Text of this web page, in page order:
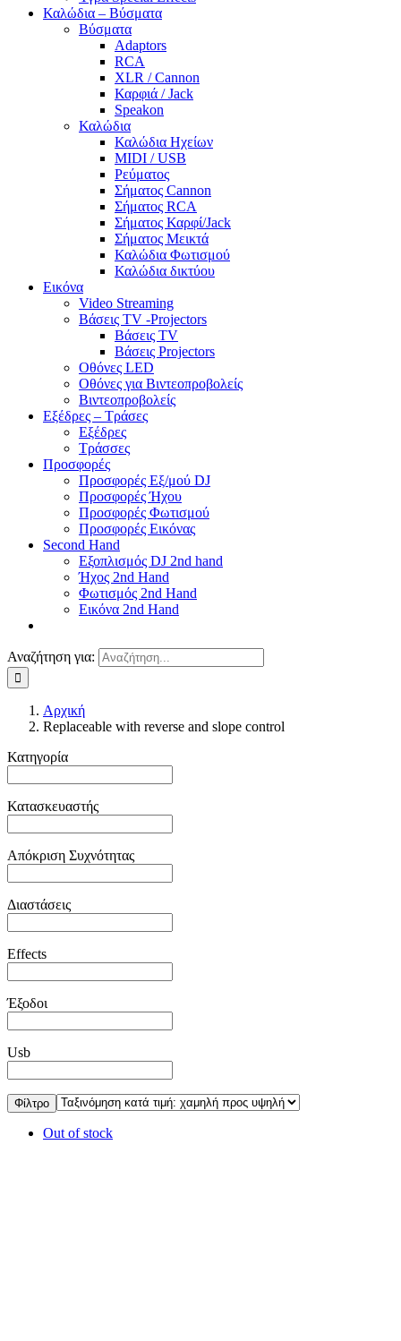
Καλώδια – Βύσματα
Βύσματα
Adaptors
RCA
XLR / Cannon
Καρφιά / Jack
Speakon
Καλώδια
Καλώδια Ηχείων
MIDI / USB
Ρεύματος
Σήματος Cannon
Σήματος RCA
Σήματος Καρφί/Jack
Σήματος Μεικτά
Καλώδια Φωτισμού
Καλώδια δικτύου
Εικόνα
Video Streaming
Βάσεις TV -Projectors
Βάσεις TV
Βάσεις Projectors
Οθόνες LED
Οθόνες για Βιντεοπροβολείς
Βιντεοπροβολείς
Εξέδρες – Τράσες
Εξέδρες
Τράσσες
Προσφορές
Προσφορές Εξ/μού DJ
Προσφορές Ήχου
Προσφορές Φωτισμού
Προσφορές Εικόνας
Second Hand
Εξοπλισμός DJ 2nd hand
Ήχος 2nd Hand
Φωτισμός 2nd Hand
Εικόνα 2nd Hand
Αναζήτηση για:
Αρχική
Replaceable with reverse and slope control
Κατηγορία
Κατασκευαστής
Απόκριση Συχνότητας
Διαστάσεις
Effects
Έξοδοι
Usb
Φίλτρο
Out of stock